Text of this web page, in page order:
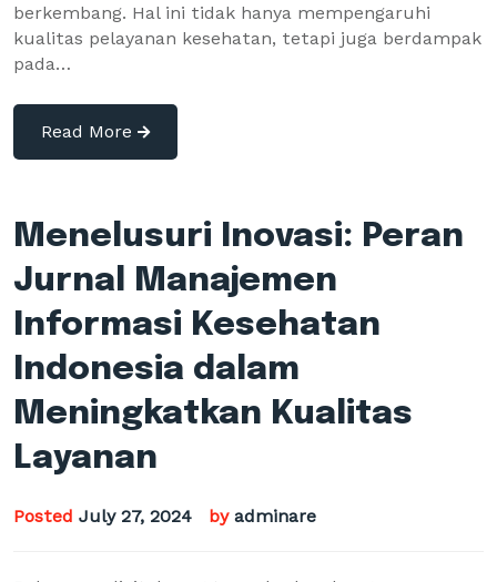
berkembang. Hal ini tidak hanya mempengaruhi
kualitas pelayanan kesehatan, tetapi juga berdampak
pada…
Read More
Menelusuri Inovasi: Peran
Jurnal Manajemen
Informasi Kesehatan
Indonesia dalam
Meningkatkan Kualitas
Layanan
Posted July 27, 2024 by adminare